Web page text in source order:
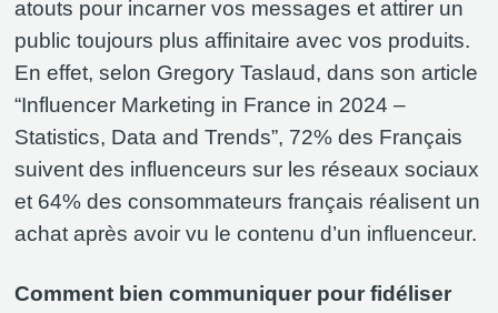
atouts pour incarner vos messages et attirer un
public toujours plus affinitaire avec vos produits.
En effet, selon Gregory Taslaud, dans son article
“Influencer Marketing in France in 2024 –
Statistics, Data and Trends”, 72% des Français
suivent des influenceurs sur les réseaux sociaux
et 64% des consommateurs français réalisent un
achat après avoir vu le contenu d’un influenceur.
Comment bien communiquer pour fidéliser